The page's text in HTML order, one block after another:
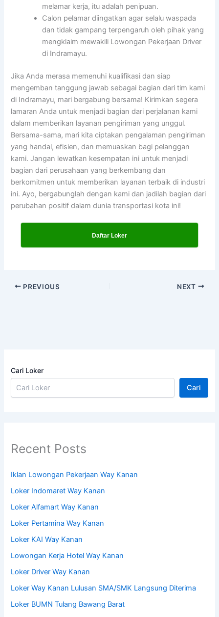
melamar kerja, itu adalah penipuan.
Calon pelamar diingatkan agar selalu waspada
dan tidak gampang terpengaruh oleh pihak yang
mengklaim mewakili Lowongan Pekerjaan Driver
di Indramayu.
Jika Anda merasa memenuhi kualifikasi dan siap
mengemban tanggung jawab sebagai bagian dari tim kami
di Indramayu, mari bergabung bersama! Kirimkan segera
lamaran Anda untuk menjadi bagian dari perjalanan kami
dalam memberikan layanan pengiriman yang unggul.
Bersama-sama, mari kita ciptakan pengalaman pengiriman
yang handal, efisien, dan memuaskan bagi pelanggan
kami. Jangan lewatkan kesempatan ini untuk menjadi
bagian dari perusahaan yang berkembang dan
berkomitmen untuk memberikan layanan terbaik di industri
ini. Ayo, bergabunglah dengan kami dan jadilah bagian dari
perubahan positif dalam dunia transportasi kota ini!
Daftar Loker
PREVIOUS NEXT
Cari Loker
Cari
Recent Posts
Iklan Lowongan Pekerjaan Way Kanan
Loker Indomaret Way Kanan
Loker Alfamart Way Kanan
Loker Pertamina Way Kanan
Loker KAI Way Kanan
Lowongan Kerja Hotel Way Kanan
Loker Driver Way Kanan
Loker Way Kanan Lulusan SMA/SMK Langsung Diterima
Loker BUMN Tulang Bawang Barat